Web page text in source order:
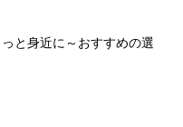
と身近に～おすすめの選